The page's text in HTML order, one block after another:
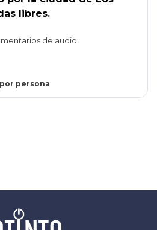
libres.
de audio
por persona